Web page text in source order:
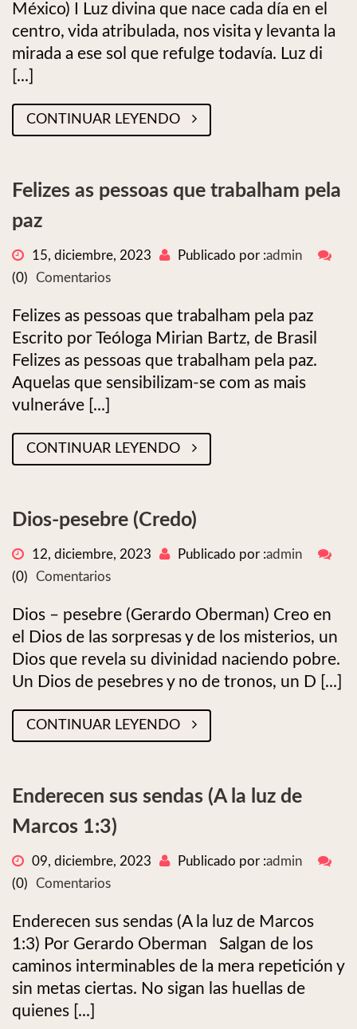
México) I Luz divina que nace cada día en el
centro, vida atribulada, nos visita y levanta la
mirada a ese sol que refulge todavía. Luz di
[...]
CONTINUAR LEYENDO
Felizes as pessoas que trabalham pela
paz
15, diciembre, 2023 Publicado por :admin
(0)
Comentarios
Felizes as pessoas que trabalham pela paz
Escrito por Teóloga Mirian Bartz, de Brasil
Felizes as pessoas que trabalham pela paz.
Aquelas que sensibilizam-se com as mais
vulneráve [...]
CONTINUAR LEYENDO
Dios-pesebre (Credo)
12, diciembre, 2023 Publicado por :admin
(0)
Comentarios
Dios – pesebre (Gerardo Oberman) Creo en
el Dios de las sorpresas y de los misterios, un
Dios que revela su divinidad naciendo pobre.
Un Dios de pesebres y no de tronos, un D [...]
CONTINUAR LEYENDO
Enderecen sus sendas (A la luz de
Marcos 1:3)
09, diciembre, 2023 Publicado por :admin
(0)
Comentarios
Enderecen sus sendas (A la luz de Marcos
1:3) Por Gerardo Oberman Salgan de los
caminos interminables de la mera repetición y
sin metas ciertas. No sigan las huellas de
quienes [...]